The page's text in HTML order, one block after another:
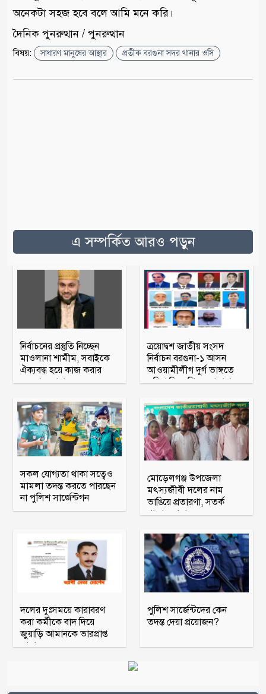
অনেকটা সহজ হবে বলে আমি মনে করি।
দৈনিক পুনরুত্থান / পুনরুত্থান
বিষয়: সাধারণ মানুষের আস্থার প্রতীক বরগুনা সদর থানার ওসি
এ সম্পর্কিত আরও পড়ুন
নির্বাচনের প্রস্তুতি নিচ্ছেন
মাওলানা শামীম, সবাইকে
ঐক্যবদ্ধ হয়ে কাজ করার
অহব্বান জানান
ত্রয়োদ্বশ জাতীয় সংসদ
নির্বাচন বরগুনা-১ আসন
আওয়ামীলীগ দুর্গ ভাঙ্গতে
মরিয়া বিএনপি ও জামায়াত
সকল যোগ্যতা থাকা সত্বেও
মামলা তদন্ত করতে পারছেন
না পুলিশ সার্জেন্টগন
মোড়েলগঞ্জ উপজেলা
মৎস্যজীবী দলের নাম
ভাঙিয়ে প্রতারণা, সতর্ক
থাকার আহ্বান
দলের দুঃসময়ে কারাবরণ
করা কর্মীকে বাদ দিয়ে
জুয়াড়ি আমানকে ভারপ্রাপ্ত
আহ্বায়ক
পুলিশ সার্জেন্টদের কেন
তদন্ত দেয়া প্রয়োজন?